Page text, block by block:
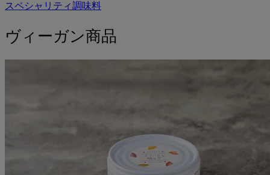
スペシャリティ調味料
ヴィーガン商品